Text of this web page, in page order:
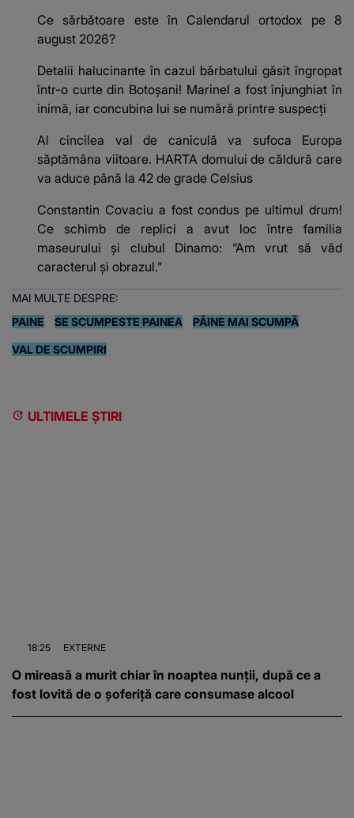
Ce sărbătoare este în Calendarul ortodox pe 8
august 2026?
Detalii halucinante în cazul bărbatului găsit îngropat
într-o curte din Botoșani! Marinel a fost înjunghiat în
inimă, iar concubina lui se numără printre suspecți
Al cincilea val de caniculă va sufoca Europa
săptămâna viitoare. HARTA domului de căldură care
va aduce până la 42 de grade Celsius
Constantin Covaciu a fost condus pe ultimul drum!
Ce schimb de replici a avut loc între familia
maseurului și clubul Dinamo: “Am vrut să văd
caracterul și obrazul.”
MAI MULTE DESPRE:
PAINE
SE SCUMPESTE PAINEA PÂINE MAI SCUMPĂ
VAL DE SCUMPIRI
ULTIMELE ȘTIRI
18:25 EXTERNE
O mireasă a murit chiar în noaptea nunții, după ce a
fost lovită de o șoferiță care consumase alcool